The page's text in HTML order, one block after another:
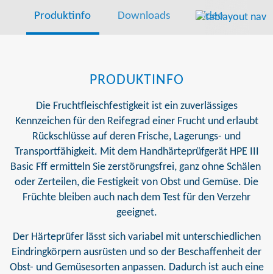
Produktinfo Downloads Video
PRODUKTINFO
Die Fruchtfleischfestigkeit ist ein zuverlässiges
Kennzeichen für den Reifegrad einer Frucht und erlaubt
Rückschlüsse auf deren Frische, Lagerungs- und
Transportfähigkeit. Mit dem Handhärteprüfgerät HPE III
Basic Fff ermitteln Sie zerstörungsfrei, ganz ohne Schälen
oder Zerteilen, die Festigkeit von Obst und Gemüse. Die
Früchte bleiben auch nach dem Test für den Verzehr
geeignet.
Der Härteprüfer lässt sich variabel mit unterschiedlichen
Eindringkörpern ausrüsten und so der Beschaffenheit der
Obst- und Gemüsesorten anpassen. Dadurch ist auch eine